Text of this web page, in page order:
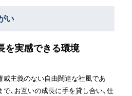
い
を実感できる環境
威主義のない自由闊達な社風であ
で、お互いの成長に手を貸し合い、仕